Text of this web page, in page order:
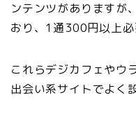
ンテンツがありますが
おり、1通300円以上必
これらデジカフェやウ
出会い系サイトでよく